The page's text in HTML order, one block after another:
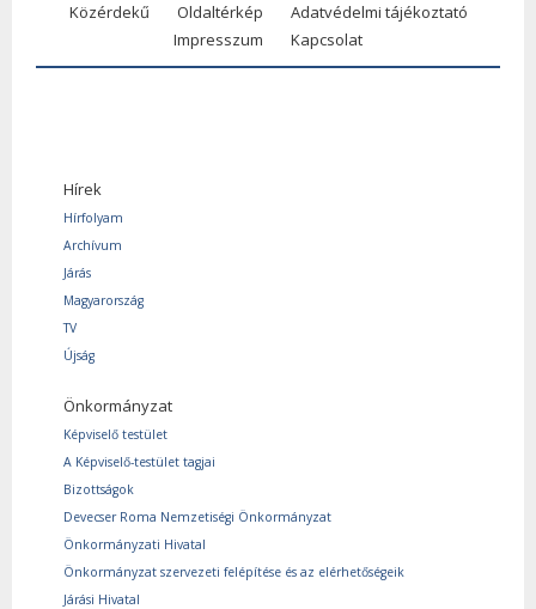
Közérdekű
Oldaltérkép
Adatvédelmi tájékoztató
Impresszum
Kapcsolat
Hírek
Hírfolyam
Archívum
Járás
Magyarország
TV
Újság
Önkormányzat
Képviselő testület
A Képviselő-testület tagjai
Bizottságok
Devecser Roma Nemzetiségi Önkormányzat
Önkormányzati Hivatal
Önkormányzat szervezeti felépítése és az elérhetőségeik
Járási Hivatal